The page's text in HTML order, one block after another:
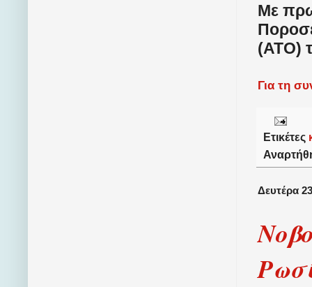
Με
(ATO)
Για τη
Ετικέτες
Δευτέρα